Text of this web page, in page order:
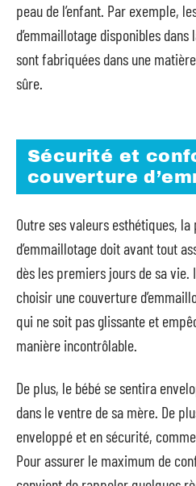
peau de l’enfant. Par exemple,
d’emmaillotage disponibles
sont fabriquées dans une
sûre.
Sécurité et
couverture
Outre ses valeurs esthétiques,
d’emmaillotage doit avant tout
dès les premiers jours de sa
choisir une couverture
qui ne soit pas glissante et
manière incontrôlable.
De plus, le bébé se sentira
dans le ventre de sa mère. De
enveloppé et en sécurité,
Pour assurer le maximum de